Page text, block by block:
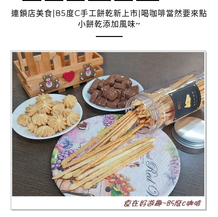
連鎖店美食|85度C手工餅乾新上市|喝咖啡當然要來點
小餅乾添加風味~